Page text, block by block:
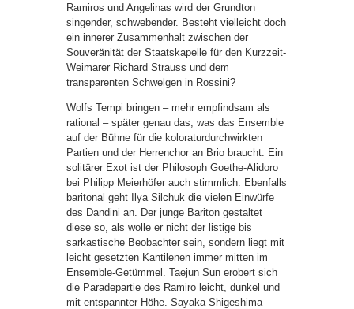
Ramiros und Angelinas wird der Grundton
singender, schwebender. Besteht vielleicht doch
ein innerer Zusammenhalt zwischen der
Souveränität der Staatskapelle für den Kurzzeit-
Weimarer Richard Strauss und dem
transparenten Schwelgen in Rossini?
Wolfs Tempi bringen – mehr empfindsam als
rational – später genau das, was das Ensemble
auf der Bühne für die koloraturdurchwirkten
Partien und der Herrenchor an Brio braucht. Ein
solitärer Exot ist der Philosoph Goethe-Alidoro
bei Philipp Meierhöfer auch stimmlich. Ebenfalls
baritonal geht Ilya Silchuk die vielen Einwürfe
des Dandini an. Der junge Bariton gestaltet
diese so, als wolle er nicht der listige bis
sarkastische Beobachter sein, sondern liegt mit
leicht gesetzten Kantilenen immer mitten im
Ensemble-Getümmel. Taejun Sun erobert sich
die Paradepartie des Ramiro leicht, dunkel und
mit entspannter Höhe. Sayaka Shigeshima